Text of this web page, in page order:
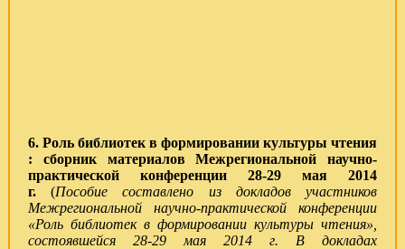
6. Роль библиотек в формировании культуры чтения
: сборник материалов Межрегиональной научно-
практической конференции 28-29 мая 2014
г.
(Пособие составлено из докладов участников
Межрегиональной научно-практической конференции
«Роль библиотек в формировании культуры чтения»,
состоявшейся 28-29 мая 2014 г. В докладах